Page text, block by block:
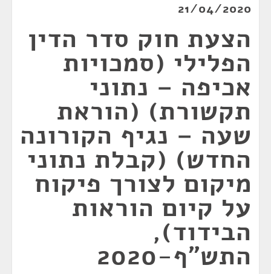
21/04/2020
הצעת חוק סדר הדין
הפלילי (סמכויות
אכיפה – נתוני
תקשורת) (הוראת
שעה – נגיף הקורונה
החדש) (קבלת נתוני
מיקום לצורך פיקוח
על קיום הוראות
הבידוד),
התש"ף-2020